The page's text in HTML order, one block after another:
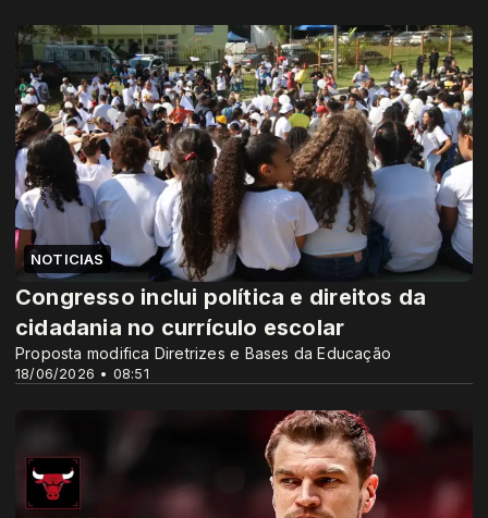
NOTICIAS
18/06/2026 • 08:51
Congresso inclui política e direitos da
cidadania no currículo escolar
Proposta modifica Diretrizes e Bases da Educação